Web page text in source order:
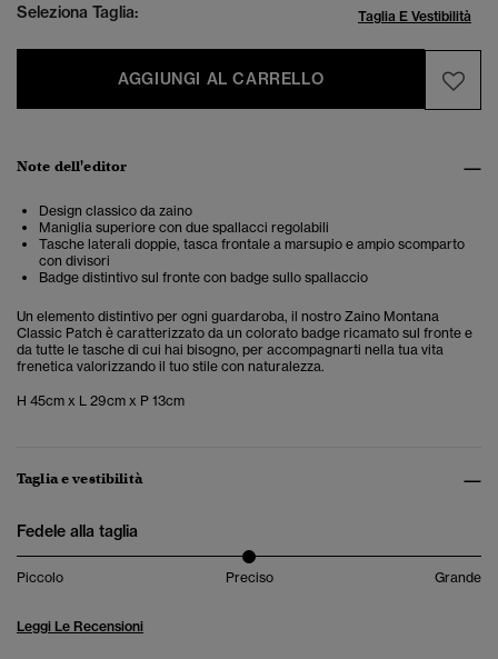
Seleziona Taglia: Taglia E Vestibilità
AGGIUNGI AL CARRELLO
Note dell'editor
Design classico da zaino
Maniglia superiore con due spallacci regolabili
Tasche laterali doppie, tasca frontale a marsupio e ampio scomparto
con divisori
Badge distintivo sul fronte con badge sullo spallaccio
Un elemento distintivo per ogni guardaroba, il nostro Zaino Montana
Classic Patch è caratterizzato da un colorato badge ricamato sul fronte e
da tutte le tasche di cui hai bisogno, per accompagnarti nella tua vita
frenetica valorizzando il tuo stile con naturalezza.
H 45cm x L 29cm x P 13cm
Taglia e vestibilità
Fedele alla taglia
Piccolo Preciso Grande
Leggi Le Recensioni